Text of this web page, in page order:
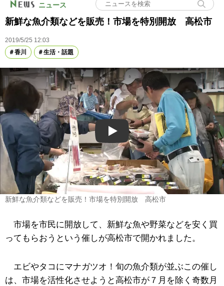
ニュース
新鮮な魚介類などを販売！市場を特別開放 高松市
2019/5/25 12:03
香川
生活・話題
Play
新鮮な魚介類などを販売！市場を特別開放 高松市
市場を市民に開放して、新鮮な魚や野菜などを安く買
ってもらおうという催しが高松市で開かれました。
エビやタコにマナガツオ！旬の魚介類が並ぶこの催し
は、市場を活性化させようと高松市が７月を除く奇数月